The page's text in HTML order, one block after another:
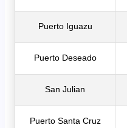
Puerto Iguazu
Puerto Deseado
San Julian
Puerto Santa Cruz